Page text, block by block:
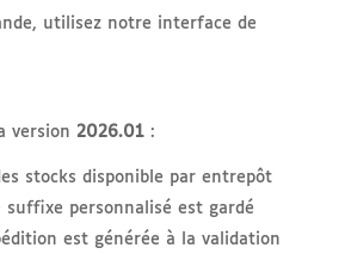
utilisez notre interface de
version 2026.01:
stocks disponible par entrepôt
suffixe personnalisé est gardé
est générée à la validation